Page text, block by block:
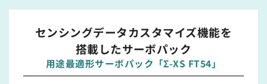
センシングデータカスタマイズ機能を
搭載したサーボパック
用途最適形サーボパック「Σ-XS FT54」